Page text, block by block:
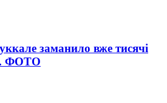
заманило вже тисячі
ФОТО